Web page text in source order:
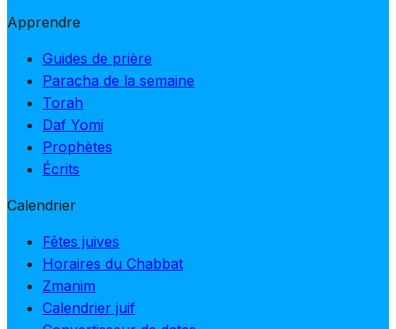
Apprendre
Guides de prière
Paracha de la semaine
Torah
Daf Yomi
Prophètes
Écrits
Calendrier
Fêtes juives
Horaires du Chabbat
Zmanim
Calendrier juif